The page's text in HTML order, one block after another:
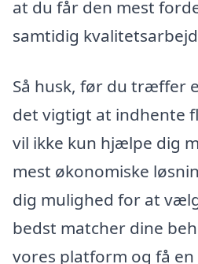
at du får den mest
samtidig
Så husk, før du træffer
det vigtigt at indhente
vil ikke kun hjælpe dig
mest økonomiske
dig mulighed for at
bedst matcher dine
vores platform og få